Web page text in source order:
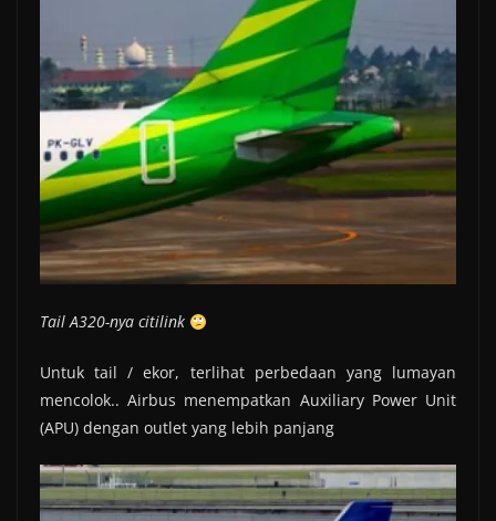
Tail A320-nya citilink
Untuk tail / ekor, terlihat perbedaan yang lumayan
mencolok.. Airbus menempatkan Auxiliary Power Unit
(APU) dengan outlet yang lebih panjang